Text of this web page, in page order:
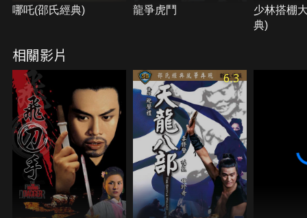
哪吒(邵氏經典) 龍爭虎鬥
少林搭棚
典)
相關影片
6.3